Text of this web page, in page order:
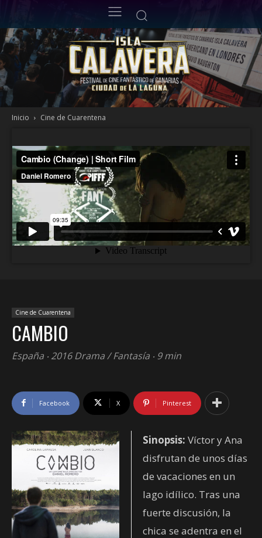
Inicio Cine de Cuarentena
Cine de Cuarentena
CAMBIO
España ‧ 2016 Drama / Fantasía ‧ 9 min
Facebook X Pinterest
Sinopsis: Víctor y Ana
disfrutan de unos días
de vacaciones en un
lago idílico. Tras una
fuerte discusión, la
chica se adentra en el